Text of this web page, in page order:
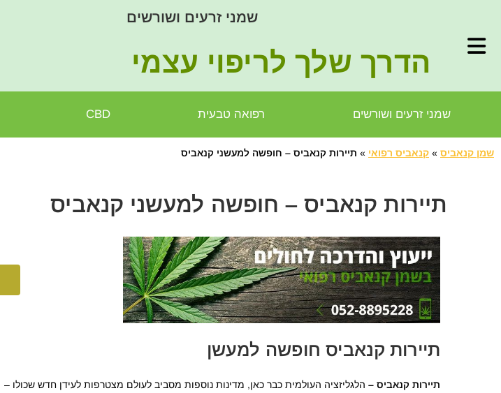
שמני זרעים ושורשים
הדרך שלך לריפוי עצמי
שמני זרעים ושורשים רפואה טבעית CBD
שמן קנאביס » קנאביס רפואי » תיירות קנאביס – חופשה למעשני קנאביס
תיירות קנאביס – חופשה למעשני קנאביס
תיירות קנאביס חופשה למעשן
תיירות קנאביס – הלגליזציה העולמית כבר כאן, מדינות נוספות מסביב לעולם מצטרפות לעידן חדש שכולו –